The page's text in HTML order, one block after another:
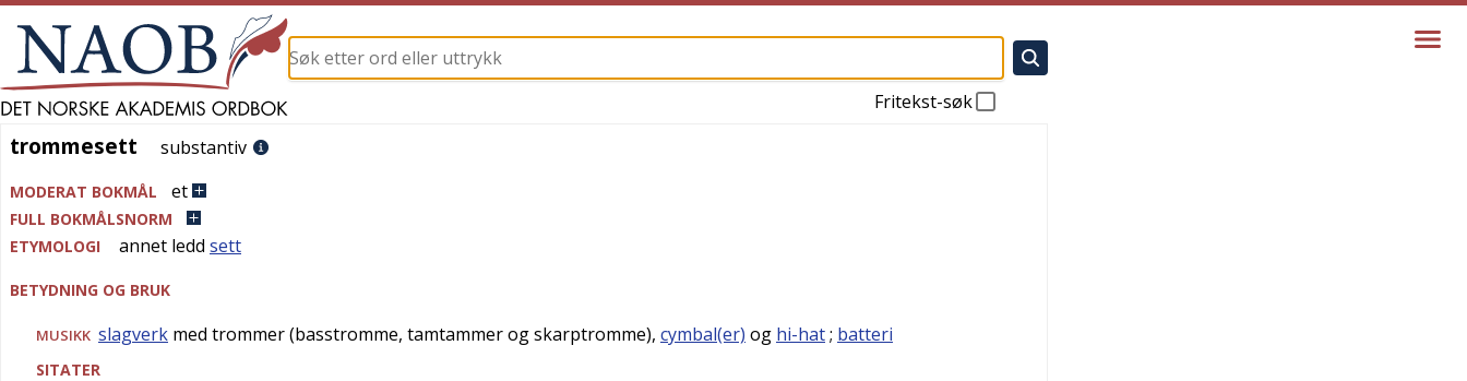
Fritekst-søk
trommesett
trommesett substantiv
MODERAT BOKMÅL et
FULL BOKMÅLSNORM
ETYMOLOGI
annet ledd sett
BETYDNING OG BRUK
MUSIKK slagverk med trommer (basstromme, tamtammer og skarptromme), cymbal(er) og hi-hat; batteri
SITATER